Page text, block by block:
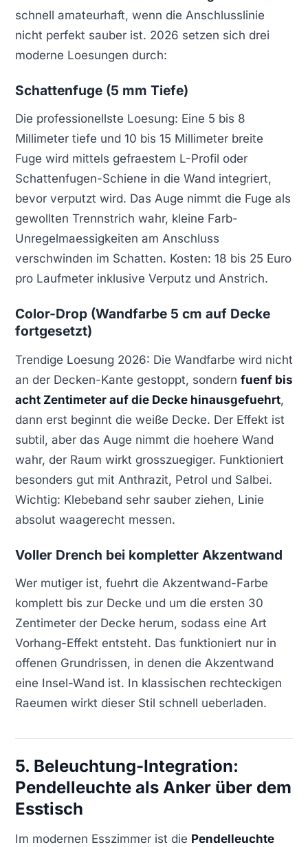
schnell amateurhaft, wenn die Anschlusslinie
nicht perfekt sauber ist. 2026 setzen sich drei
moderne Loesungen durch:
Schattenfuge (5 mm Tiefe)
Die professionellste Loesung: Eine 5 bis 8
Millimeter tiefe und 10 bis 15 Millimeter breite
Fuge wird mittels gefraestem L-Profil oder
Schattenfugen-Schiene in die Wand integriert,
bevor verputzt wird. Das Auge nimmt die Fuge als
gewollten Trennstrich wahr, kleine Farb-
Unregelmaessigkeiten am Anschluss
verschwinden im Schatten. Kosten: 18 bis 25 Euro
pro Laufmeter inklusive Verputz und Anstrich.
Color-Drop (Wandfarbe 5 cm auf Decke
fortgesetzt)
Trendige Loesung 2026: Die Wandfarbe wird nicht
an der Decken-Kante gestoppt, sondern fuenf bis
acht Zentimeter auf die Decke hinausgefuehrt,
dann erst beginnt die weiße Decke. Der Effekt ist
subtil, aber das Auge nimmt die hoehere Wand
wahr, der Raum wirkt grosszuegiger. Funktioniert
besonders gut mit Anthrazit, Petrol und Salbei.
Wichtig: Klebeband sehr sauber ziehen, Linie
absolut waagerecht messen.
Voller Drench bei kompletter Akzentwand
Wer mutiger ist, fuehrt die Akzentwand-Farbe
komplett bis zur Decke und um die ersten 30
Zentimeter der Decke herum, sodass eine Art
Vorhang-Effekt entsteht. Das funktioniert nur in
offenen Grundrissen, in denen die Akzentwand
eine Insel-Wand ist. In klassischen rechteckigen
Raeumen wirkt dieser Stil schnell ueberladen.
5. Beleuchtung-Integration:
Pendelleuchte als Anker über dem
Esstisch
Im modernen Esszimmer ist die Pendelleuchte